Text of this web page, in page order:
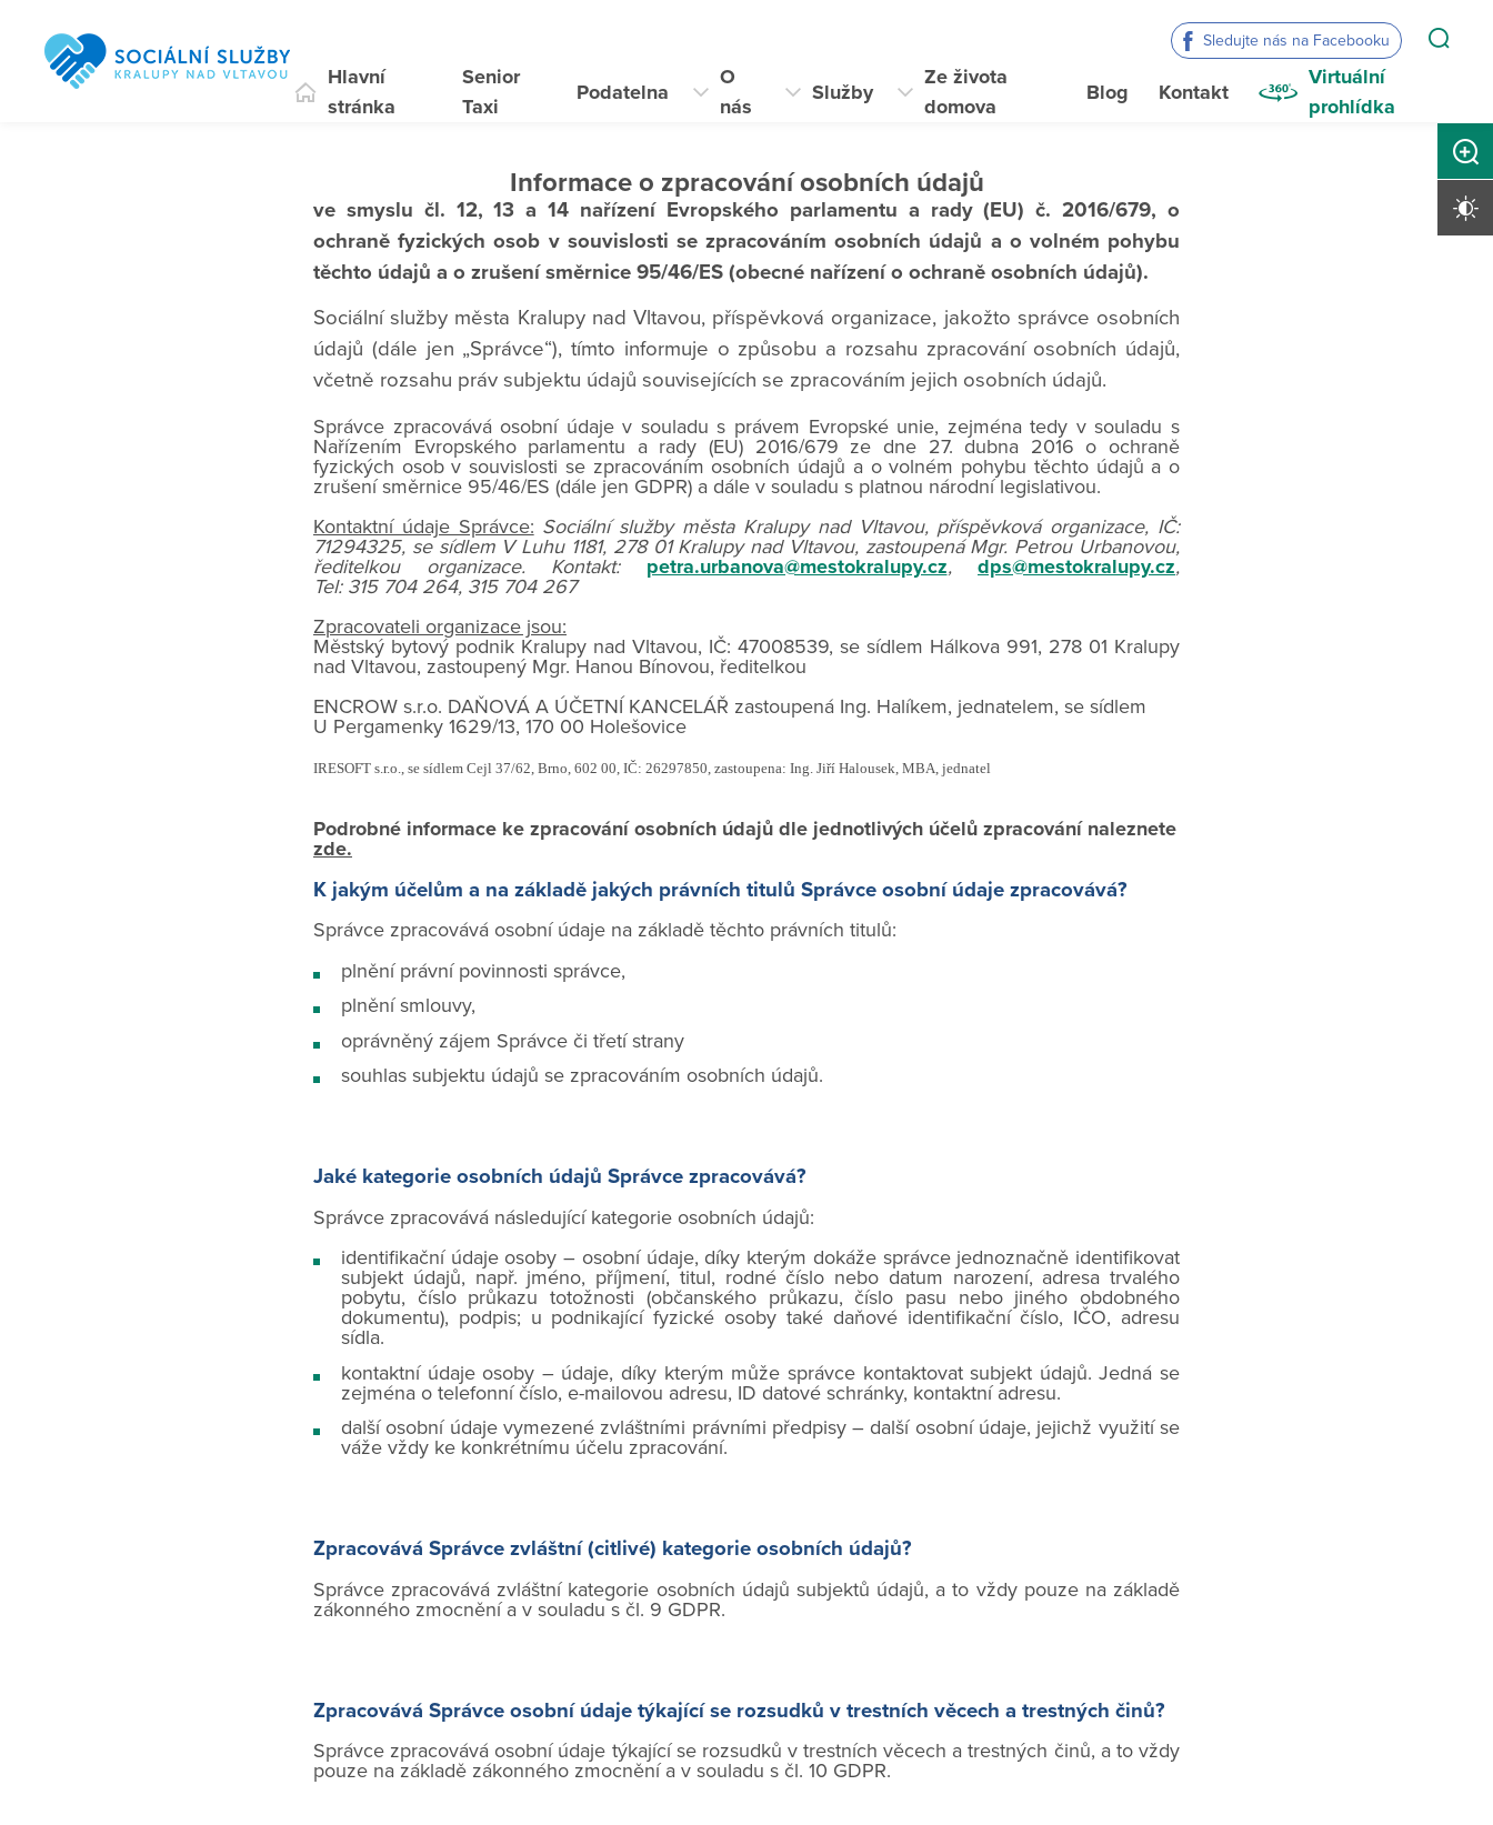
Sledujte nás na Facebooku
Hlavní
stránka
Senior
Taxi
Podatelna
O
nás
Služby
Ze života
domova
Blog Kontakt
Virtuální
prohlídka
Informace o zpracování osobních údajů
ve smyslu čl. 12, 13 a 14 nařízení Evropského parlamentu a rady (EU) č. 2016/679, o
ochraně fyzických osob v souvislosti se zpracováním osobních údajů a o volném pohybu
těchto údajů a o zrušení směrnice 95/46/ES (obecné nařízení o ochraně osobních údajů).
Sociální služby města Kralupy nad Vltavou, příspěvková organizace, jakožto správce osobních
údajů (dále jen „Správce“), tímto informuje o způsobu a rozsahu zpracování osobních údajů,
včetně rozsahu práv subjektu údajů souvisejících se zpracováním jejich osobních údajů.
Správce zpracovává osobní údaje v souladu s právem Evropské unie, zejména tedy v souladu s
Nařízením Evropského parlamentu a rady (EU) 2016/679 ze dne 27. dubna 2016 o ochraně
fyzických osob v souvislosti se zpracováním osobních údajů a o volném pohybu těchto údajů a o
zrušení směrnice 95/46/ES (dále jen GDPR) a dále v souladu s platnou národní legislativou.
Kontaktní údaje Správce: Sociální služby města Kralupy nad Vltavou, příspěvková organizace, IČ:
71294325, se sídlem V Luhu 1181, 278 01 Kralupy nad Vltavou, zastoupená Mgr. Petrou Urbanovou,
ředitelkou organizace. Kontakt: petra.urbanova@mestokralupy.cz, dps@mestokralupy.cz,
Tel: 315 704 264, 315 704 267
Zpracovateli organizace jsou:
Městský bytový podnik Kralupy nad Vltavou, IČ: 47008539, se sídlem Hálkova 991, 278 01 Kralupy
nad Vltavou, zastoupený Mgr. Hanou Bínovou, ředitelkou
ENCROW s.r.o. DAŇOVÁ A ÚČETNÍ KANCELÁŘ zastoupená Ing. Halíkem, jednatelem, se sídlem
U Pergamenky 1629/13, 170 00 Holešovice
IRESOFT s.r.o., se sídlem Cejl 37/62, Brno, 602 00, IČ: 26297850, zastoupena: Ing. Jiří Halousek, MBA, jednatel
Podrobné informace ke zpracování osobních údajů dle jednotlivých účelů zpracování naleznete
zde.
K jakým účelům a na základě jakých právních titulů Správce osobní údaje zpracovává?
Správce zpracovává osobní údaje na základě těchto právních titulů:
plnění právní povinnosti správce,
plnění smlouvy,
oprávněný zájem Správce či třetí strany
souhlas subjektu údajů se zpracováním osobních údajů.
Jaké kategorie osobních údajů Správce zpracovává?
Správce zpracovává následující kategorie osobních údajů:
identifikační údaje osoby – osobní údaje, díky kterým dokáže správce jednoznačně identifikovat
subjekt údajů, např. jméno, příjmení, titul, rodné číslo nebo datum narození, adresa trvalého
pobytu, číslo průkazu totožnosti (občanského průkazu, číslo pasu nebo jiného obdobného
dokumentu), podpis; u podnikající fyzické osoby také daňové identifikační číslo, IČO, adresu
sídla.
kontaktní údaje osoby – údaje, díky kterým může správce kontaktovat subjekt údajů. Jedná se
zejména o telefonní číslo, e-mailovou adresu, ID datové schránky, kontaktní adresu.
další osobní údaje vymezené zvláštními právními předpisy – další osobní údaje, jejichž využití se
váže vždy ke konkrétnímu účelu zpracování.
Zpracovává Správce zvláštní (citlivé) kategorie osobních údajů?
Správce zpracovává zvláštní kategorie osobních údajů subjektů údajů, a to vždy pouze na základě
zákonného zmocnění a v souladu s čl. 9 GDPR.
Zpracovává Správce osobní údaje týkající se rozsudků v trestních věcech a trestných činů?
Správce zpracovává osobní údaje týkající se rozsudků v trestních věcech a trestných činů, a to vždy
pouze na základě zákonného zmocnění a v souladu s čl. 10 GDPR.